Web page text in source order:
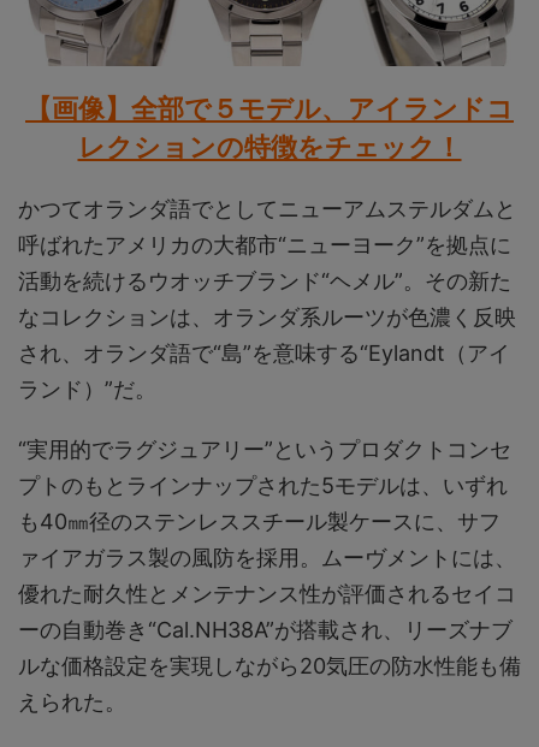
【画像】全部で５モデル、アイランドコ
レクションの特徴をチェック！
かつてオランダ語でとしてニューアムステルダムと
呼ばれたアメリカの大都市“ニューヨーク”を拠点に
活動を続けるウオッチブランド“ヘメル”。その新た
なコレクションは、オランダ系ルーツが色濃く反映
され、オランダ語で“島”を意味する“Eylandt（アイ
ランド）”だ。
“実用的でラグジュアリー”というプロダクトコンセ
プトのもとラインナップされた5モデルは、いずれ
も40㎜径のステンレススチール製ケースに、サフ
ァイアガラス製の風防を採用。ムーヴメントには、
優れた耐久性とメンテナンス性が評価されるセイコ
ーの自動巻き“Cal.NH38A”が搭載され、リーズナブ
ルな価格設定を実現しながら20気圧の防水性能も備
えられた。